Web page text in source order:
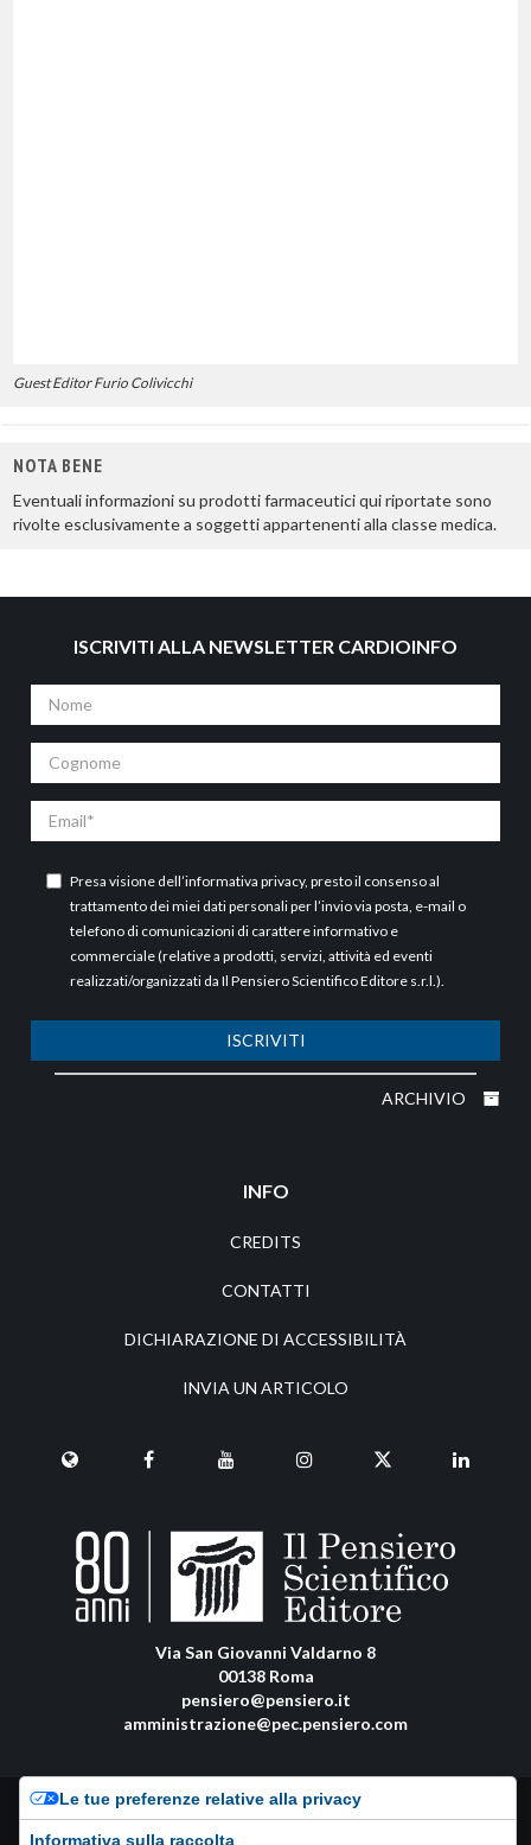
Guest Editor Furio Colivicchi
NOTA BENE
Eventuali informazioni su prodotti farmaceutici qui riportate sono
rivolte esclusivamente a soggetti appartenenti alla classe medica.
ISCRIVITI ALLA NEWSLETTER CARDIOINFO
Nome
Cognome
Email
Presa visione dell’informativa privacy, presto il consenso al
trattamento dei miei dati personali per l’invio via posta, e-mail o
telefono di comunicazioni di carattere informativo e
commerciale (relative a prodotti, servizi, attività ed eventi
realizzati/organizzati da Il Pensiero Scientifico Editore s.r.l.).
ISCRIVITI
ARCHIVIO
INFO
CREDITS
CONTATTI
DICHIARAZIONE DI ACCESSIBILITÀ
INVIA UN ARTICOLO
Via San Giovanni Valdarno 8
00138 Roma
pensiero@pensiero.it
amministrazione@pec.pensiero.com
Riproduzione e diritti riservati - ISSN online: 1972-6481 |
Le tue preferenze relative alla privacy
Informativa sulla raccolta